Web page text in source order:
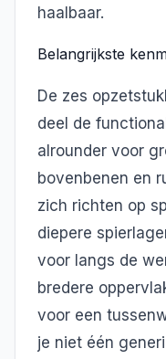
haalbaar.
Belangrijkste
De zes
deel de
alrounder voor
bovenbenen en
zich richten op
diepere
voor langs de
bredere
voor een
je niet één